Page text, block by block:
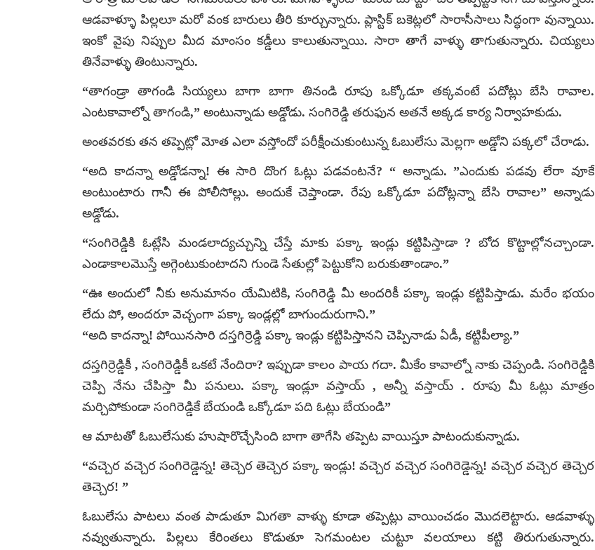
ఆడవాళ్ళూ పిల్లలూ మరో వంక బారులు తీరి కూర్చున్నారు. ప్లాస్టిక్ బకెట్లలో సారాసీసాలు సిద్ధంగా వున్నాయి.
ఇంకో వైపు నిప్పుల మీద మాంసం కడ్డీలు కాలుతున్నాయి. సారా తాగే వాళ్ళు తాగుతున్నారు. చియ్యలు
తినేవాళ్ళు తింటున్నారు.
“తాగండ్రా తాగండి సియ్యలు బాగా బాగా తినండి రూపు ఒక్కోడూ తక్కవంటే పదోట్లు బేసి రావాల.
ఎంటకావాల్నో తాగండి,” అంటున్నాడు అడ్డోడు. సంగిరెడ్డి తరుఫున అతనే అక్కడ కార్య నిర్వాహకుడు.
అంతవరకు తన తప్పెట్లో మోత ఎలా వస్తోందో పరీక్షీంచుకుంటున్న ఓబులేసు మెల్లగా అడ్డోని పక్కలో చేరాడు.
“అది కాదన్నా అడ్డోడన్నా! ఈ సారి దొంగ ఓట్లు పడవంటనే? “ అన్నాడు. ”ఎందుకు పడవు లేరా వూకే
అంటుంటారు గానీ ఈ పోలీసోల్లు. అందుకే చెప్తాండా. రేపు ఒక్కోడూ పదోట్లన్నా బేసి రావాల” అన్నాడు
అడ్డోడు.
“సంగిరెడ్డికి ఓట్లేసి మండలాద్యచ్చున్ని చేస్తే మాకు పక్కా ఇండ్లు కట్టిపిస్తాడా ? బోద కొట్టాల్లోనచ్చాండా.
ఎండాకాలమొస్తే అగ్గెంటుకుంటాదని గుండె సేతుల్లో పెట్టుకోని బరుకుతాండాం.”
“ఊ అందులో నీకు అనుమానం యేమిటికి, సంగిరెడ్డి మీ అందరికీ పక్కా ఇండ్లు కట్టిపిస్తాడు. మరేం భయం
లేదు పో, అందరూ వెచ్చంగా పక్కా ఇండ్లల్లో బాగుందురుగాని.”
“అది కాదన్నా! పోయినసారి దస్తగిర్రెడ్డి పక్కా ఇండ్లు కట్టిపిస్తానని చెప్పినాడు ఏడీ, కట్టిపీల్యా.”
దస్తగిర్రెడ్డికీ , సంగిరెడ్డికీ ఒకటే నేందిరా? ఇప్పుడా కాలం పాయ గదా. మీకేం కావాల్నో నాకు చెప్పండి. సంగిరెడ్డికి
చెప్పి నేను చేపిస్తా మీ పనులు. పక్కా ఇండ్లూ వస్తాయ్ , అన్నీ వస్తాయ్ . రూపు మీ ఓట్లు మాత్రం
మర్చిపోకుండా సంగిరెడ్డికే బేయండి ఒక్కోడూ పది ఓట్లు బేయండి”
ఆ మాటతో ఓబులేసుకు హుషారొచ్చేసింది బాగా తాగేసి తప్పెట వాయిస్తూ పాటందుకున్నాడు.
“వచ్చెర వచ్చెర సంగిరెడ్డెన్న! తెచ్చెర తెచ్చెర పక్కా ఇండ్లు! వచ్చెర వచ్చెర సంగిరెడ్డెన్న! వచ్చెర వచ్చెర తెచ్చెర
తెచ్చెర! ”
ఓబులేసు పాటలు వంత పాడుతూ మిగతా వాళ్ళు కూడా తప్పెట్లు వాయించడం మొదలెట్టారు. ఆడవాళ్ళు
నవ్వుతున్నారు. పిల్లలు కేరింతలు కొడుతూ సెగమంటల చుట్టూ వలయాలు కట్టి తిరుగుతున్నారు.